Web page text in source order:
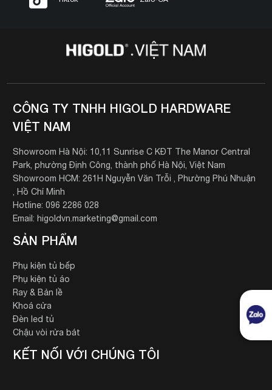
CÔNG TY TNHH HIGOLD HARDWARE
VIỆT NAM
Showroom Hà Nội: 10,11 Sunrise C KĐT The Manor Central
Park, phường Định Công, thành phố Hà Nội, Việt Nam
Showroom HCM: 261H Nguyễn Văn Trỗi , Phường Phú Nhuận
, Hồ Chí Minh
Hotline: 096 2286 028
Email: higoldvn.marketing@gmail.com
SẢN PHẨM
Phụ kiện tủ bếp
Phụ kiện tủ áo
Ray & Bản lề
Khoá cửa
Đèn led tủ
Chậu vòi rửa bát
KẾT NỐI VỚI CHÚNG TÔI